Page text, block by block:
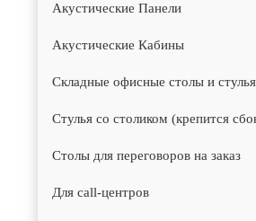
Акустические Панели
Акустические Кабины
Складные офисные столы и стулья
Стулья со столиком (крепится
Столы для переговоров на заказ
Для call-центров